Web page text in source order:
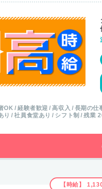
OK 経験者歓迎 高収入 長期の仕
り
社員食堂あり シフト制 残業
【時給】